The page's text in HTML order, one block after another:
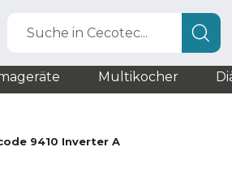
Suche in Cecotec...
Multikocher
9410 Inverter A